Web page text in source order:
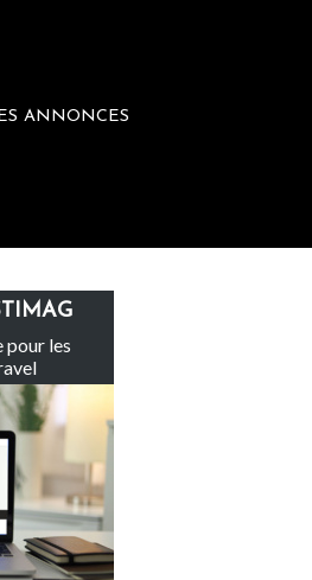
ANNONCES
rachète Eden Tour
les